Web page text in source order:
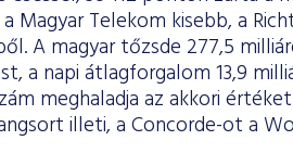
a Magyar Telekom kisebb, a
A magyar tőzsde 277,5
a napi átlagforgalom 13,9
meghaladja az akkori
illeti, a Concorde-ot a